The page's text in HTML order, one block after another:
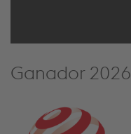
Ganador 2026